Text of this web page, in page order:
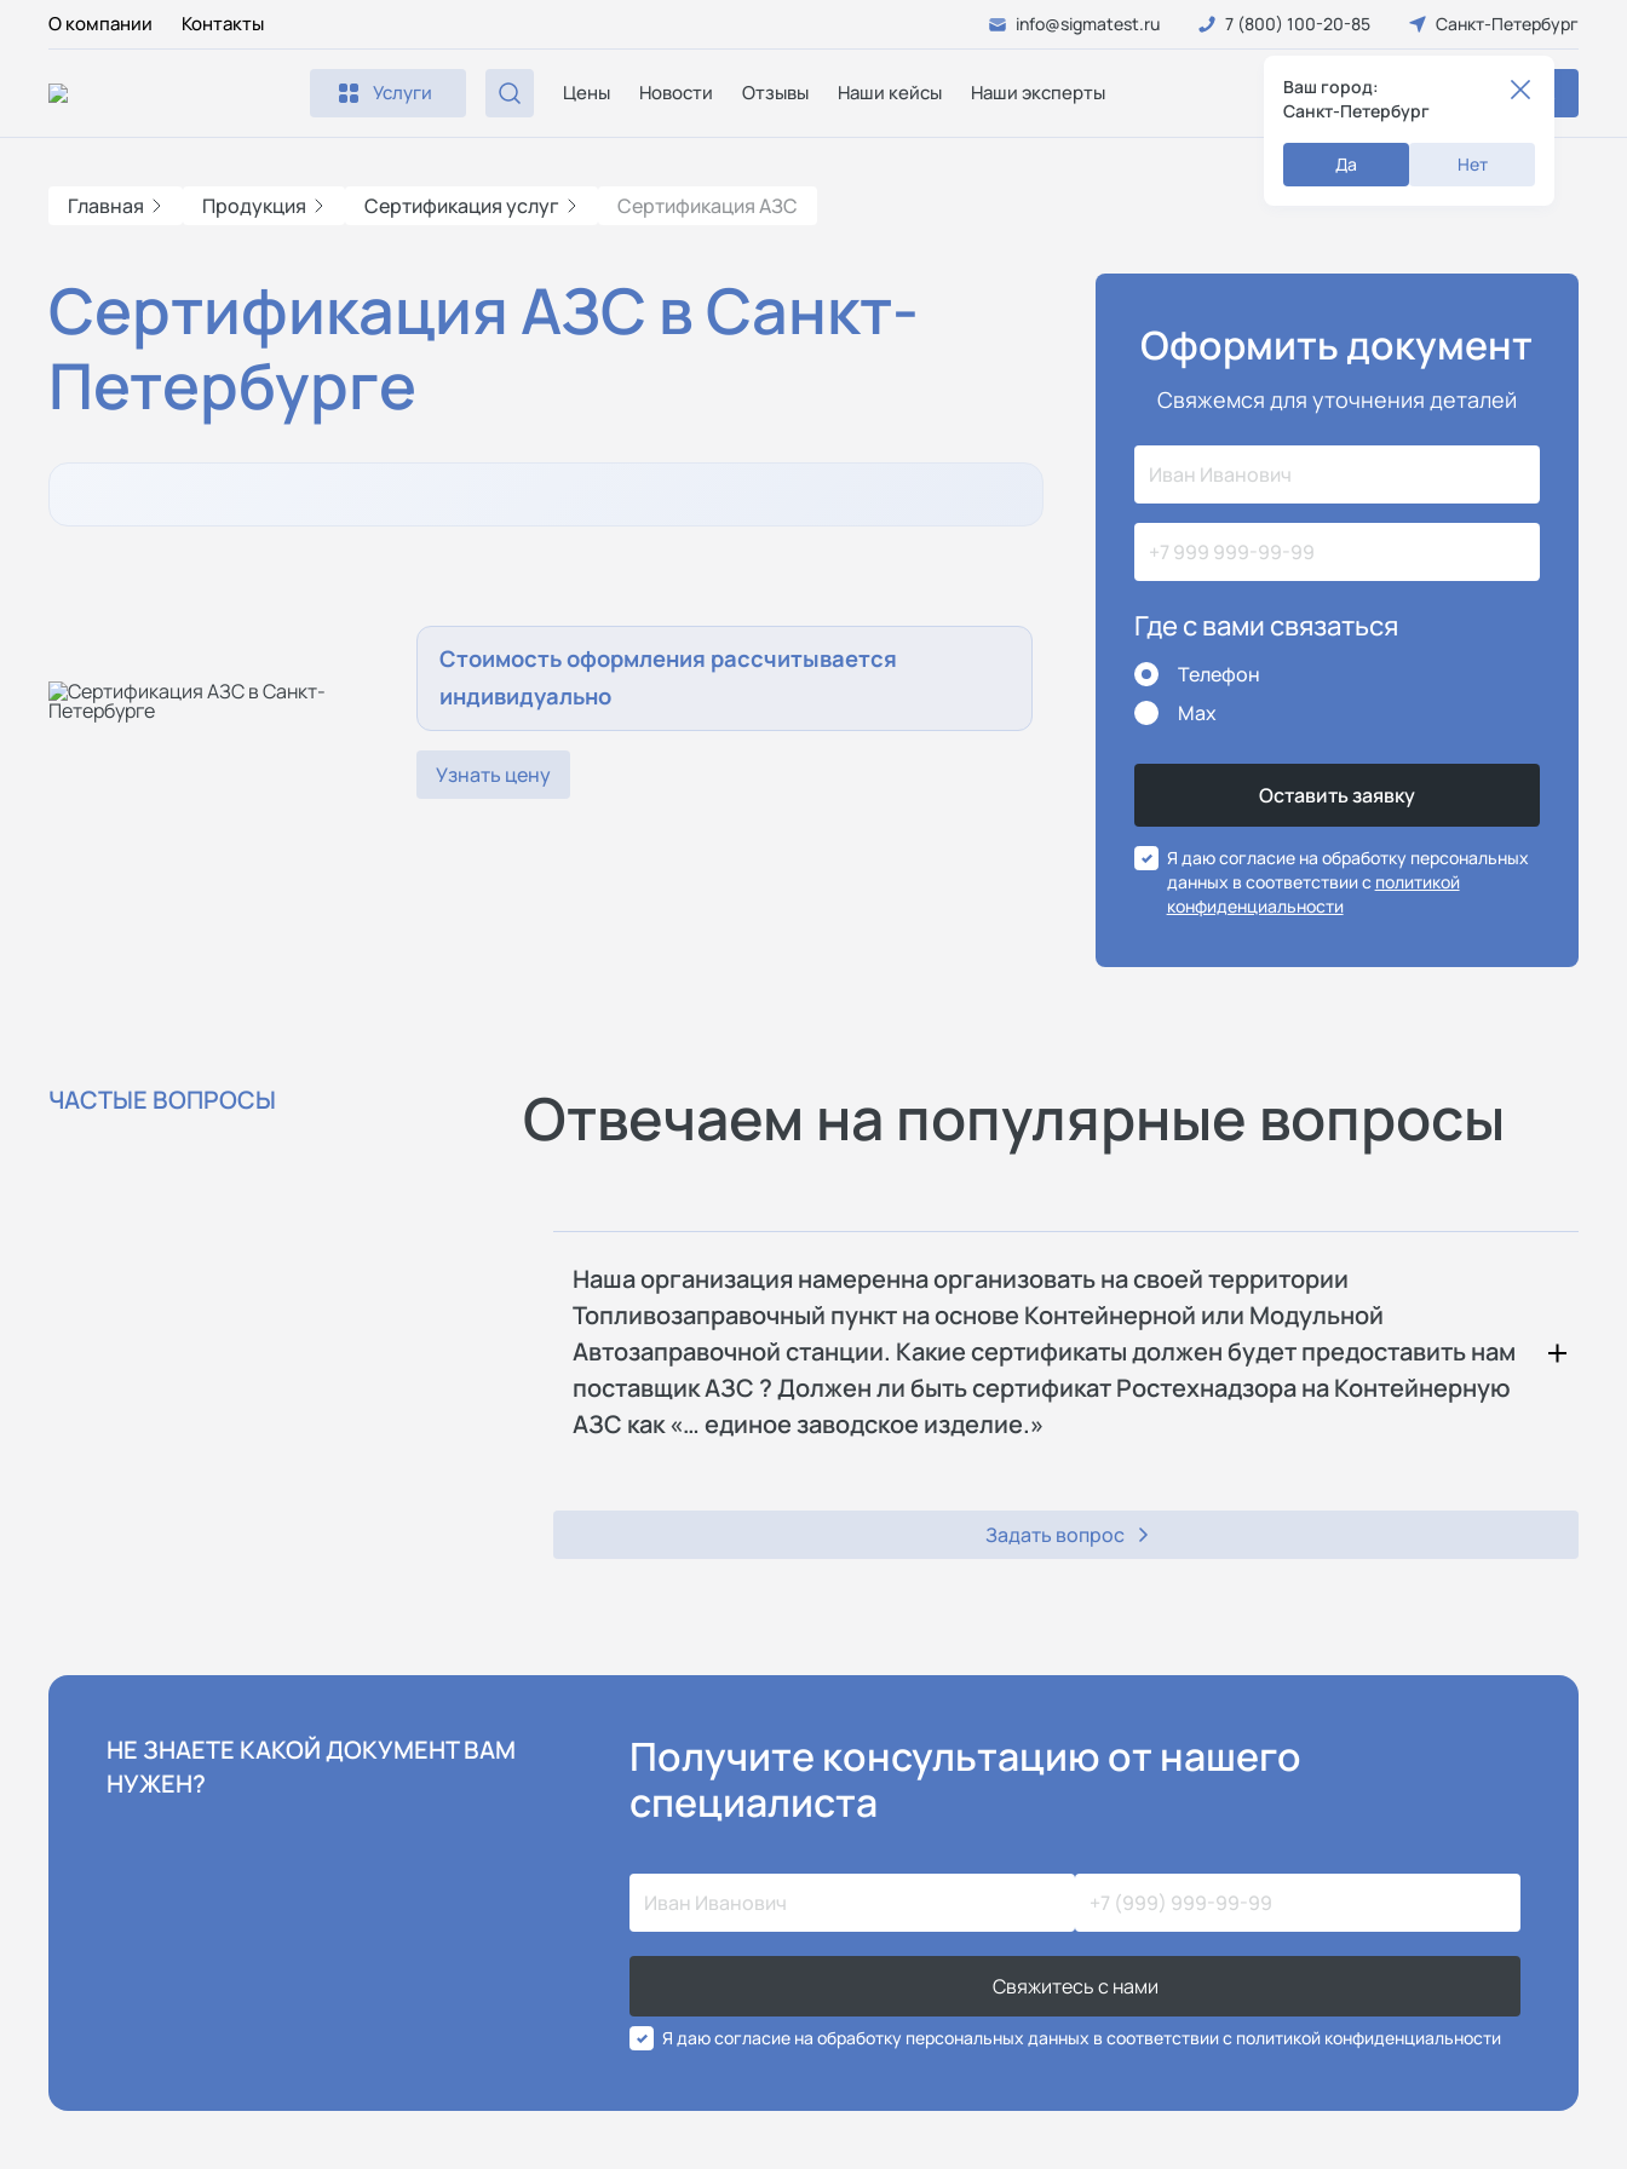
О компании Контакты info@sigmatest.ru 7 (800) 100-20-85 Санкт-Петербург
Ваш город:
Санкт-Петербург
Да Нет
Услуги Цены Новости Отзывы Наши кейсы Наши эксперты Заказать звонок
Главная Продукция Сертификация услуг Сертификация АЗС
Сертификация АЗС в Санкт-
Петербурге
Стоимость оформления рассчитывается
индивидуально
Узнать цену
Оформить документ
Свяжемся для уточнения деталей
Где с вами связаться
Телефон
Max
Я даю согласие на обработку персональных
данных в соответствии с политикой
конфиденциальности
ЧАСТЫЕ ВОПРОСЫ Отвечаем на популярные вопросы
Наша организация намеренна организовать на своей территории
Топливозаправочный пункт на основе Контейнерной или Модульной
Автозаправочной станции. Какие сертификаты должен будет предоставить нам
поставщик АЗС ? Должен ли быть сертификат Ростехнадзора на Контейнерную
АЗС как «… единое заводское изделие.»
Задать вопрос
НЕ ЗНАЕТЕ КАКОЙ ДОКУМЕНТ ВАМ
НУЖЕН?
Получите консультацию от нашего
специалиста
Свяжитесь с нами
Я даю согласие на обработку персональных данных в соответствии с политикой конфиденциальности